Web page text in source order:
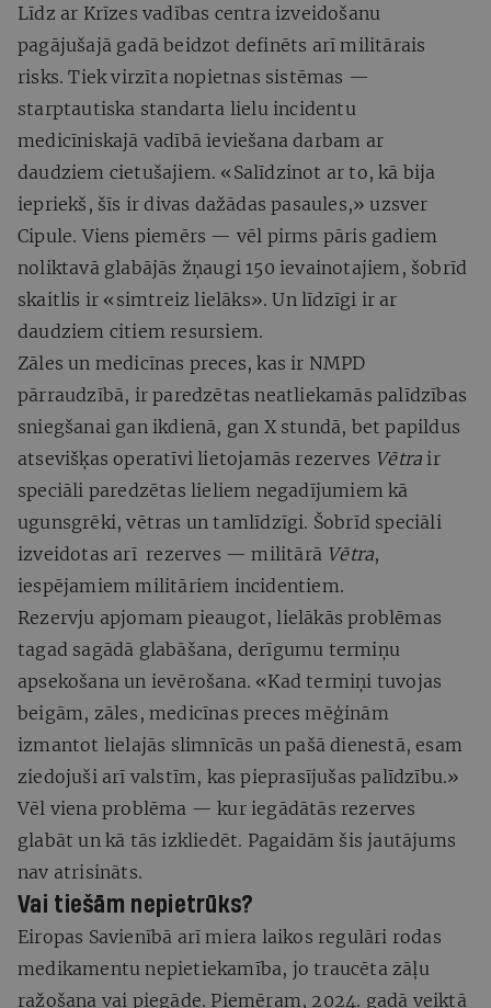
Līdz ar Krīzes vadības centra izveidošanu
pagājušajā gadā beidzot definēts arī militārais
risks. Tiek virzīta nopietnas sistēmas —
starptautiska standarta lielu incidentu
medicīniskajā vadībā ieviešana darbam ar
daudziem cietušajiem. «Salīdzinot ar to, kā bija
iepriekš, šīs ir divas dažādas pasaules,» uzsver
Cipule. Viens piemērs — vēl pirms pāris gadiem
noliktavā glabājās žņaugi 150 ievainotajiem, šobrīd
skaitlis ir «simtreiz lielāks». Un līdzīgi ir ar
daudziem citiem resursiem.
Zāles un medicīnas preces, kas ir NMPD
pārraudzībā, ir paredzētas neatliekamās palīdzības
sniegšanai gan ikdienā, gan X stundā, bet papildus
atsevišķas operatīvi lietojamās rezerves Vētra ir
speciāli paredzētas lieliem negadījumiem kā
ugunsgrēki, vētras un tamlīdzīgi. Šobrīd speciāli
izveidotas arī rezerves — militārā Vētra,
iespējamiem militāriem incidentiem.
Rezervju apjomam pieaugot, lielākās problēmas
tagad sagādā glabāšana, derīgumu termiņu
apsekošana un ievērošana. «Kad termiņi tuvojas
beigām, zāles, medicīnas preces mēģinām
izmantot lielajās slimnīcās un pašā dienestā, esam
ziedojuši arī valstīm, kas pieprasījušas palīdzību.»
Vēl viena problēma — kur iegādātās rezerves
glabāt un kā tās izkliedēt. Pagaidām šis jautājums
nav atrisināts.
Vai tiešām nepietrūks?
Eiropas Savienībā arī miera laikos regulāri rodas
medikamentu nepietiekamība, jo traucēta zāļu
ražošana vai piegāde. Piemēram, 2024. gadā veiktā